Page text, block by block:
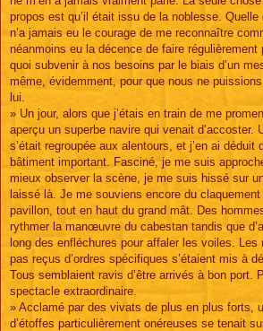
propos est qu’il était issu de la noblesse.
n’a jamais eu le courage de me reconnaître
néanmoins eu la décence de faire régulièrement
quoi subvenir à nos besoins par le biais d’un
même, évidemment, pour que nous ne
lui.
» Un jour, alors que j’étais en train de me
aperçu un superbe navire qui venait d’accoster.
s’était regroupée aux alentours, et j’en ai déduit
bâtiment important. Fasciné, je me suis
mieux observer la scène, je me suis hissé sur
laissé là. Je me souviens encore du
pavillon, tout en haut du grand mât. Des
rythmer la manœuvre du cabestan tandis que
long des enfléchures pour affaler les voiles. Les
pas reçus d’ordres spécifiques s’étaient mis à
Tous semblaient ravis d’être arrivés à bon port.
spectacle extraordinaire.
» Acclamé par des vivats de plus en plus forts,
d’étoffes particulièrement onéreuses se tenait